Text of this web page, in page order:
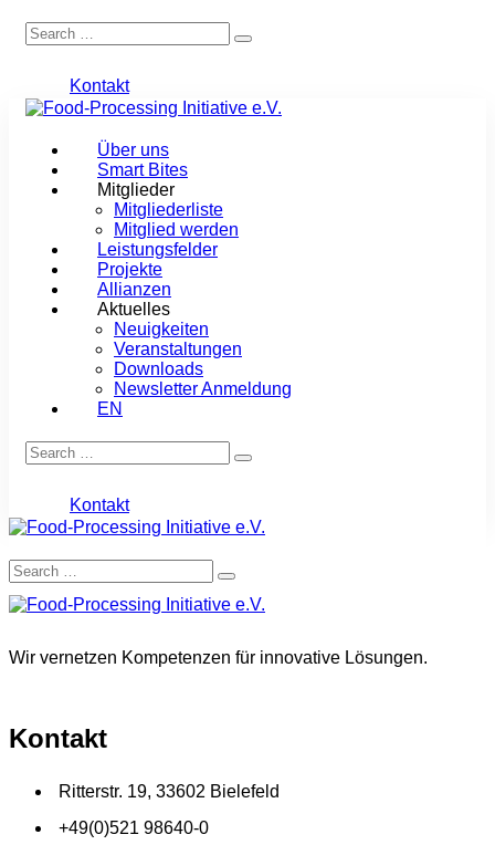
Kontakt
Über uns
Smart Bites
Mitglieder
Mitgliederliste
Mitglied werden
Leistungsfelder
Projekte
Allianzen
Aktuelles
Neuigkeiten
Veranstaltungen
Downloads
Newsletter Anmeldung
EN
Kontakt
Wir vernetzen Kompetenzen für innovative Lösungen.
Kontakt
Ritterstr. 19, 33602 Bielefeld
+49(0)521 98640-0